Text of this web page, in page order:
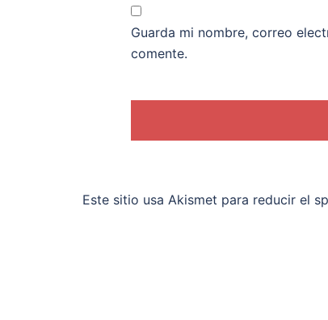
Guarda mi nombre, correo
comente.
Este sitio usa Akismet para reducir el